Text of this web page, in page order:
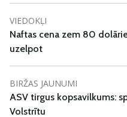
VIEDOKĻI
Naftas cena zem 80
uzelpot
BIRŽAS JAUNUMI
ASV tirgus kopsavilkums:
Volstrītu